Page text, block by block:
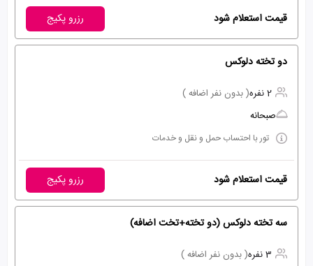
قیمت استعلام شود رزرو پکیج
دو تخته دلوکس
2 نفره
( بدون نفر اضافه )
صبحانه
تور با احتساب حمل و نقل و خدمات
قیمت استعلام شود رزرو پکیج
سه تخته دلوکس (دو تخته+تخت اضافه)
3 نفره
( بدون نفر اضافه )